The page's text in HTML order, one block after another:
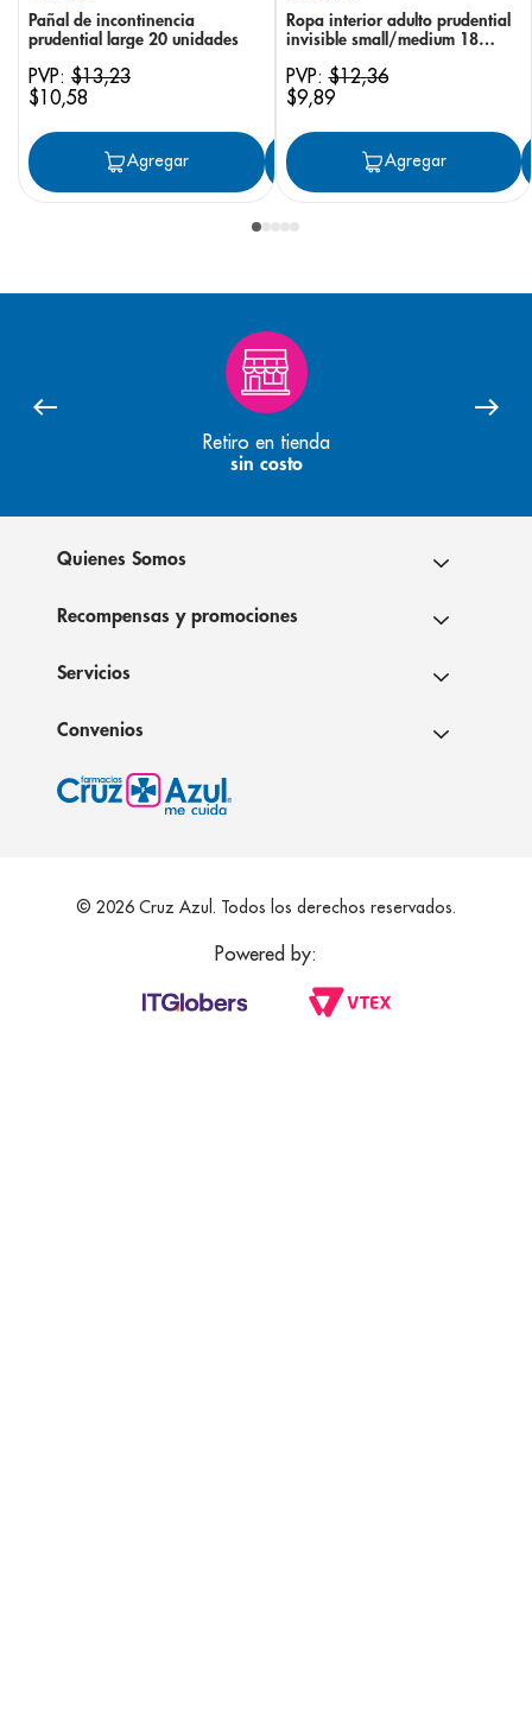
Pañal de incontinencia
prudential large 20 unidades
PVP: $13,23
$10,58
Agregar Agregar
Ropa interior adulto prudential
invisible small/medium 18
PVP:$12,36
$9,89
Agregar
Retiro en tienda
sin costo
Quienes Somos
Recompensas y promociones
Servicios
Convenios
© 2026 Cruz Azul. Todos los derechos reservados.
Powered by: